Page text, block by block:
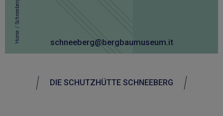
Home
/
Schneeberg
schneeberg@bergbaumuseum.it
DIE SCHUTZHÜTTE SCHNEEBERG